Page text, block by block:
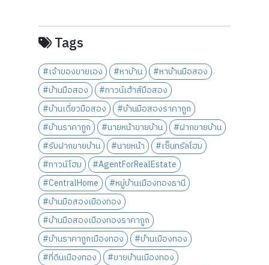
Tags
#เจ้าของขายเอง #หาบ้าน
#หาบ้านมือสอง
#บ้านมือสอง
#ทาวน์เฮ้าส์มือสอง
#บ้านเดี่ยวมือสอง
#บ้านมือสองราคาถูก
#บ้านราคาถูก
#นายหน้าขายบ้าน
#ฝากขายบ้าน
#รับฝากขายบ้าน
#นายหน้า
#เซ็นทรัลโฮม
#ทาวน์โฮม
#AgentForRealEstate
#CentralHome
#หมู่บ้านเมืองทองธานี
#บ้านมือสองเมืองทอง
#บ้านมือสองเมืองทองราคาถูก
#บ้านราคาถูกเมืองทอง
#บ้านเมืองทอง
#ที่ดินเมืองทอง
#ขายบ้านเมืองทอง